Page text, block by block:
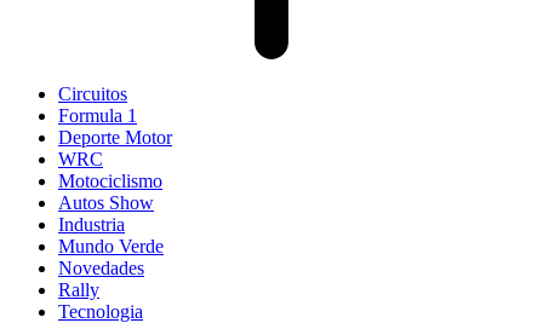
Circuitos
Formula 1
Deporte Motor
WRC
Motociclismo
Autos Show
Industria
Mundo Verde
Novedades
Rally
Tecnologia